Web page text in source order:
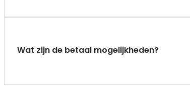
Wat zijn de betaal mogelijkheden?